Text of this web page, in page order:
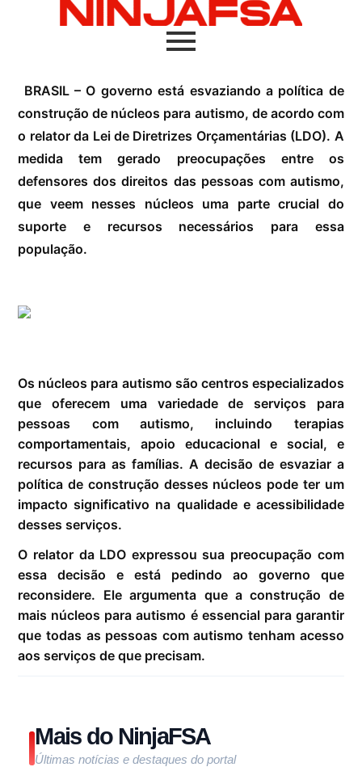
BRASIL – O governo está esvaziando a política de
construção de núcleos para autismo, de acordo com
o relator da Lei de Diretrizes Orçamentárias (LDO). A
medida tem gerado preocupações entre os
defensores dos direitos das pessoas com autismo,
que veem nesses núcleos uma parte crucial do
suporte e recursos necessários para essa
população.
Os núcleos para autismo são centros especializados
que oferecem uma variedade de serviços para
pessoas com autismo, incluindo terapias
comportamentais, apoio educacional e social, e
recursos para as famílias. A decisão de esvaziar a
política de construção desses núcleos pode ter um
impacto significativo na qualidade e acessibilidade
desses serviços.
O relator da LDO expressou sua preocupação com
essa decisão e está pedindo ao governo que
reconsidere. Ele argumenta que a construção de
mais núcleos para autismo é essencial para garantir
que todas as pessoas com autismo tenham acesso
aos serviços de que precisam.
Mais do NinjaFSA
Últimas notícias e destaques do portal